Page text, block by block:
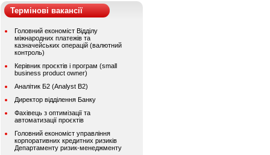
Термінові вакансії
Головний економіст Відділу
міжнародних платежів та
казначейських операцій (валютний
контроль)
Керівник проєктів і програм (small
business product owner)
Аналітик Б2 (Analyst B2)
Директор відділення Банку
Фахівець з оптимізації та
автоматизації проєктів
Головний економіст управління
корпоративних кредитних ризиків
Департаменту ризик-менеджменту